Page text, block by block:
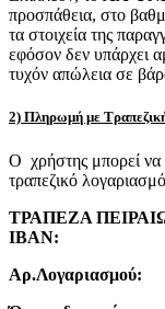
προσπάθεια, στο
τα στοιχεία της
εφόσον δεν υπάρχει
τυχόν απώλεια σε
2) Πληρωμή με
Ο χρήστης μπορεί να
τραπεζικό
ΤΡΑΠΕΖΑ
IBAN:
Αρ.Λογαριασμού: